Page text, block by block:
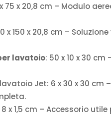
75 x 20,8 cm – Modulo
x 150 x 20,8 cm –
lavatoio: 50 x 10 x 30
Jet: 6 x 30 x 30 cm
8 x 1,5 cm – Accessorio